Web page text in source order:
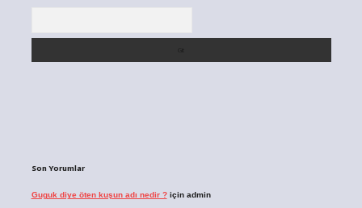
Son Yorumlar
Guguk diye öten kuşun adı nedir ?için admin